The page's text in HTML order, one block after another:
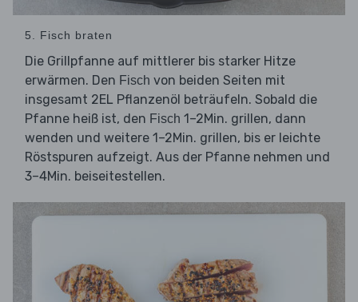
5. Fisch braten
Die Grillpfanne auf mittlerer bis starker Hitze
erwärmen. Den Fisch von beiden Seiten mit
insgesamt 2EL Pflanzenöl beträufeln. Sobald die
Pfanne heiß ist, den Fisch 1–2Min. grillen, dann
wenden und weitere 1–2Min. grillen, bis er leichte
Röstspuren aufzeigt. Aus der Pfanne nehmen und
3–4Min. beiseitestellen.